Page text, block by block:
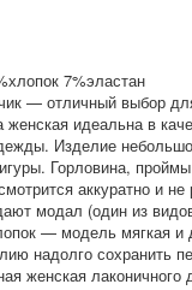
7%эластан
— отличный выбор
идеальна в
Изделие
Горловина,
аккуратно и не
модал (один из
— модель мягкая
надолго сохранить
женская лаконичного